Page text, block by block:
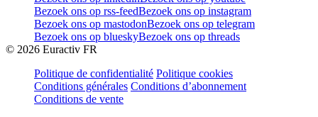
Bezoek ons op rss-feedBezoek ons op instagram
Bezoek ons op mastodonBezoek ons op telegram
Bezoek ons op blueskyBezoek ons op threads
© 2026 Euractiv FR
Politique de confidentialité Politique cookies
Conditions générales Conditions d’abonnement
Conditions de vente